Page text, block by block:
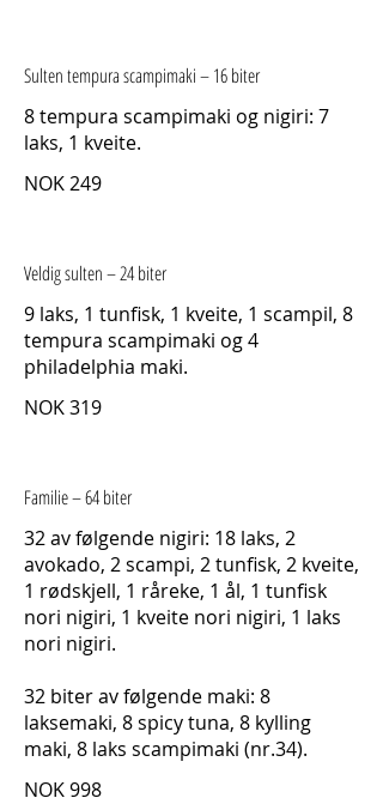
Sulten tempura scampimaki – 16 biter
8 tempura scampimaki og nigiri: 7
laks, 1 kveite.
NOK 249
Veldig sulten – 24 biter
9 laks, 1 tunfisk, 1 kveite, 1 scampil, 8
tempura scampimaki og 4
philadelphia maki.
NOK 319
Familie – 64 biter
32 av følgende nigiri: 18 laks, 2
avokado, 2 scampi, 2 tunfisk, 2 kveite,
1 rødskjell, 1 råreke, 1 ål, 1 tunfisk
nori nigiri, 1 kveite nori nigiri, 1 laks
nori nigiri.
32 biter av følgende maki: 8
laksemaki, 8 spicy tuna, 8 kylling
maki, 8 laks scampimaki (nr.34).
NOK 998